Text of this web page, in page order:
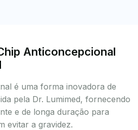
Anticoncepcional
é uma forma inovadora de
pela Dr. Lumimed, fornecendo
e de longa duração para
evitar a gravidez.